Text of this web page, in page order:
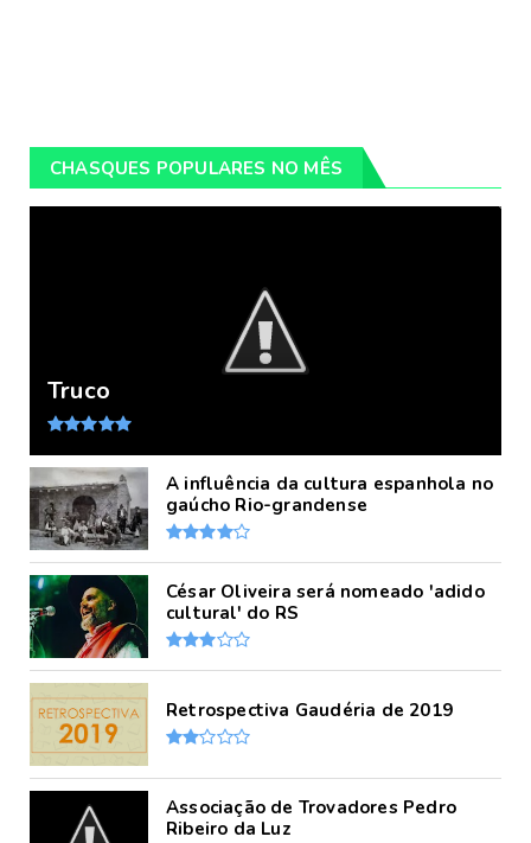
CHASQUES POPULARES NO MÊS
Truco
A influência da cultura espanhola no
gaúcho Rio-grandense
César Oliveira será nomeado 'adido
cultural' do RS
Retrospectiva Gaudéria de 2019
Associação de Trovadores Pedro
Ribeiro da Luz